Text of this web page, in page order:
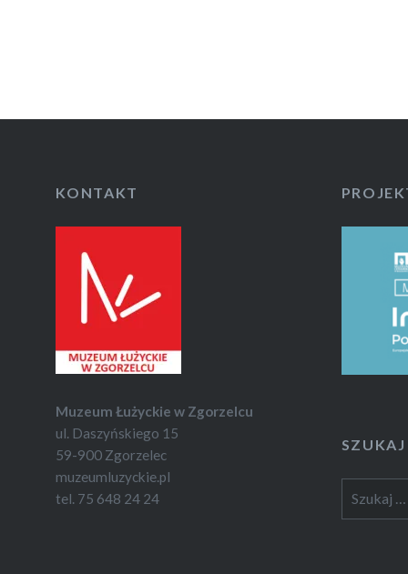
KONTAKT
Muzeum Łużyckie w Zgorzelcu
ul. Daszyńskiego 15
59-900 Zgorzelec
muzeumluzyckie.pl
tel. 75 648 24 24
SZUKAJ